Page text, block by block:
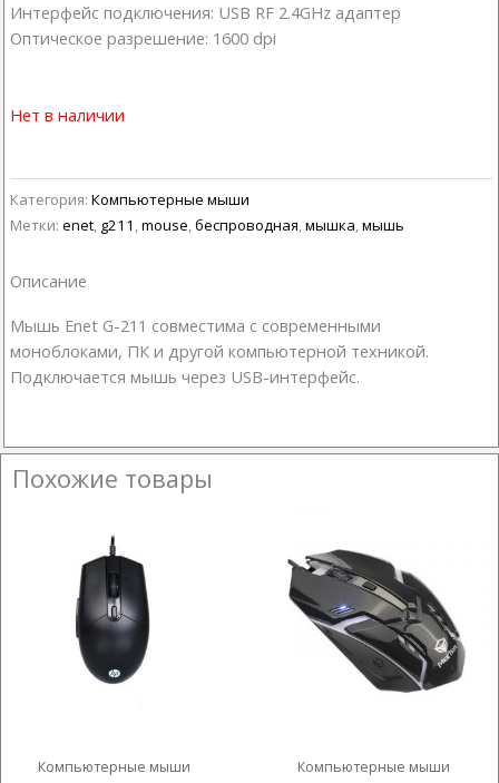
Интерфейс подключения: USB RF 2.4GHz адаптер
Оптическое разрешение: 1600 dpi
Нет в наличии
Категория: Компьютерные мыши
Метки: enet, g211 ,mouse,беспроводная,мышка,мышь
Описание
Мышь Enet G-211 совместима с современными
моноблоками, ПК и другой компьютерной техникой.
Подключается мышь через USB-интерфейс.
Похожие товары
Компьютерные мыши Компьютерные мыши